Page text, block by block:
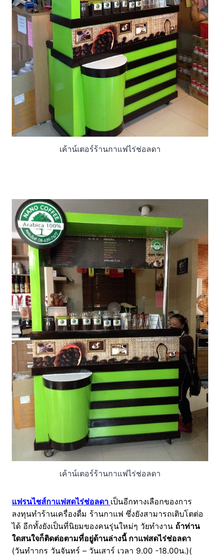
เค้าน์เตอร์ร้านกาแฟไร่ช่อลดา
เค้าน์เตอร์ร้านกาแฟไร่ช่อลดา
แฟรนไชส์กาแฟสดไร่ช่อลดา เป็นอีกทางเลือกของการ
ลงทุนทำร้านเครื่องดื่ม ร้านกาแฟ ซึ่งยังสามารถเติบโตต่อ
ได้ อีกทั้งยังเป็นที่นิยมของคนรุ่นใหม่ๆ วัยทำงาน ถ้าท่าน
ใดสนใจก็ติดต่อตามที่อยู่ด้านล่างนี้ กาแฟสดไร่ช่อลดา
(วันทำากร วันจันทร์ – วันเสาร์ เวลา 9.00 -18.00น.)(